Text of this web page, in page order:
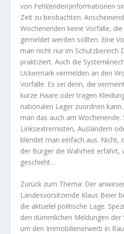
von Fehl(enden)informationen
Zeit zu beobachten.
Wochenenden keine Vorfälle,
gemeldet werden sollten. Eine
man nicht nur im Schutzbereich
praktiziert. Auch die
Uckermark vermelden an den
Vorfälle. Es sei denn, die
kurze Haare oder tragen
nationalen Lager zuordnen
man das auch am
Linksextremisten, Ausländern
blendet man einfach aus. Nicht,
der Bürger die Wahrheit erfährt,
geschieht…
Zurück zum Thema: Der
Landesvorsitzende Klaus Beier
die aktuelel politische Lage.
den dümmlichen Meldungen der
um den Immobilienerwerb in